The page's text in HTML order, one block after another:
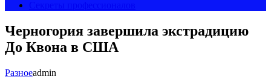
Черногория завершила экстрадицию
До Квона в США
Разноеadmin